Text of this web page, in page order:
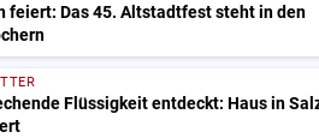
feiert: Das 45. Altstadtfest steht in den
Flüssigkeit entdeckt: Haus in